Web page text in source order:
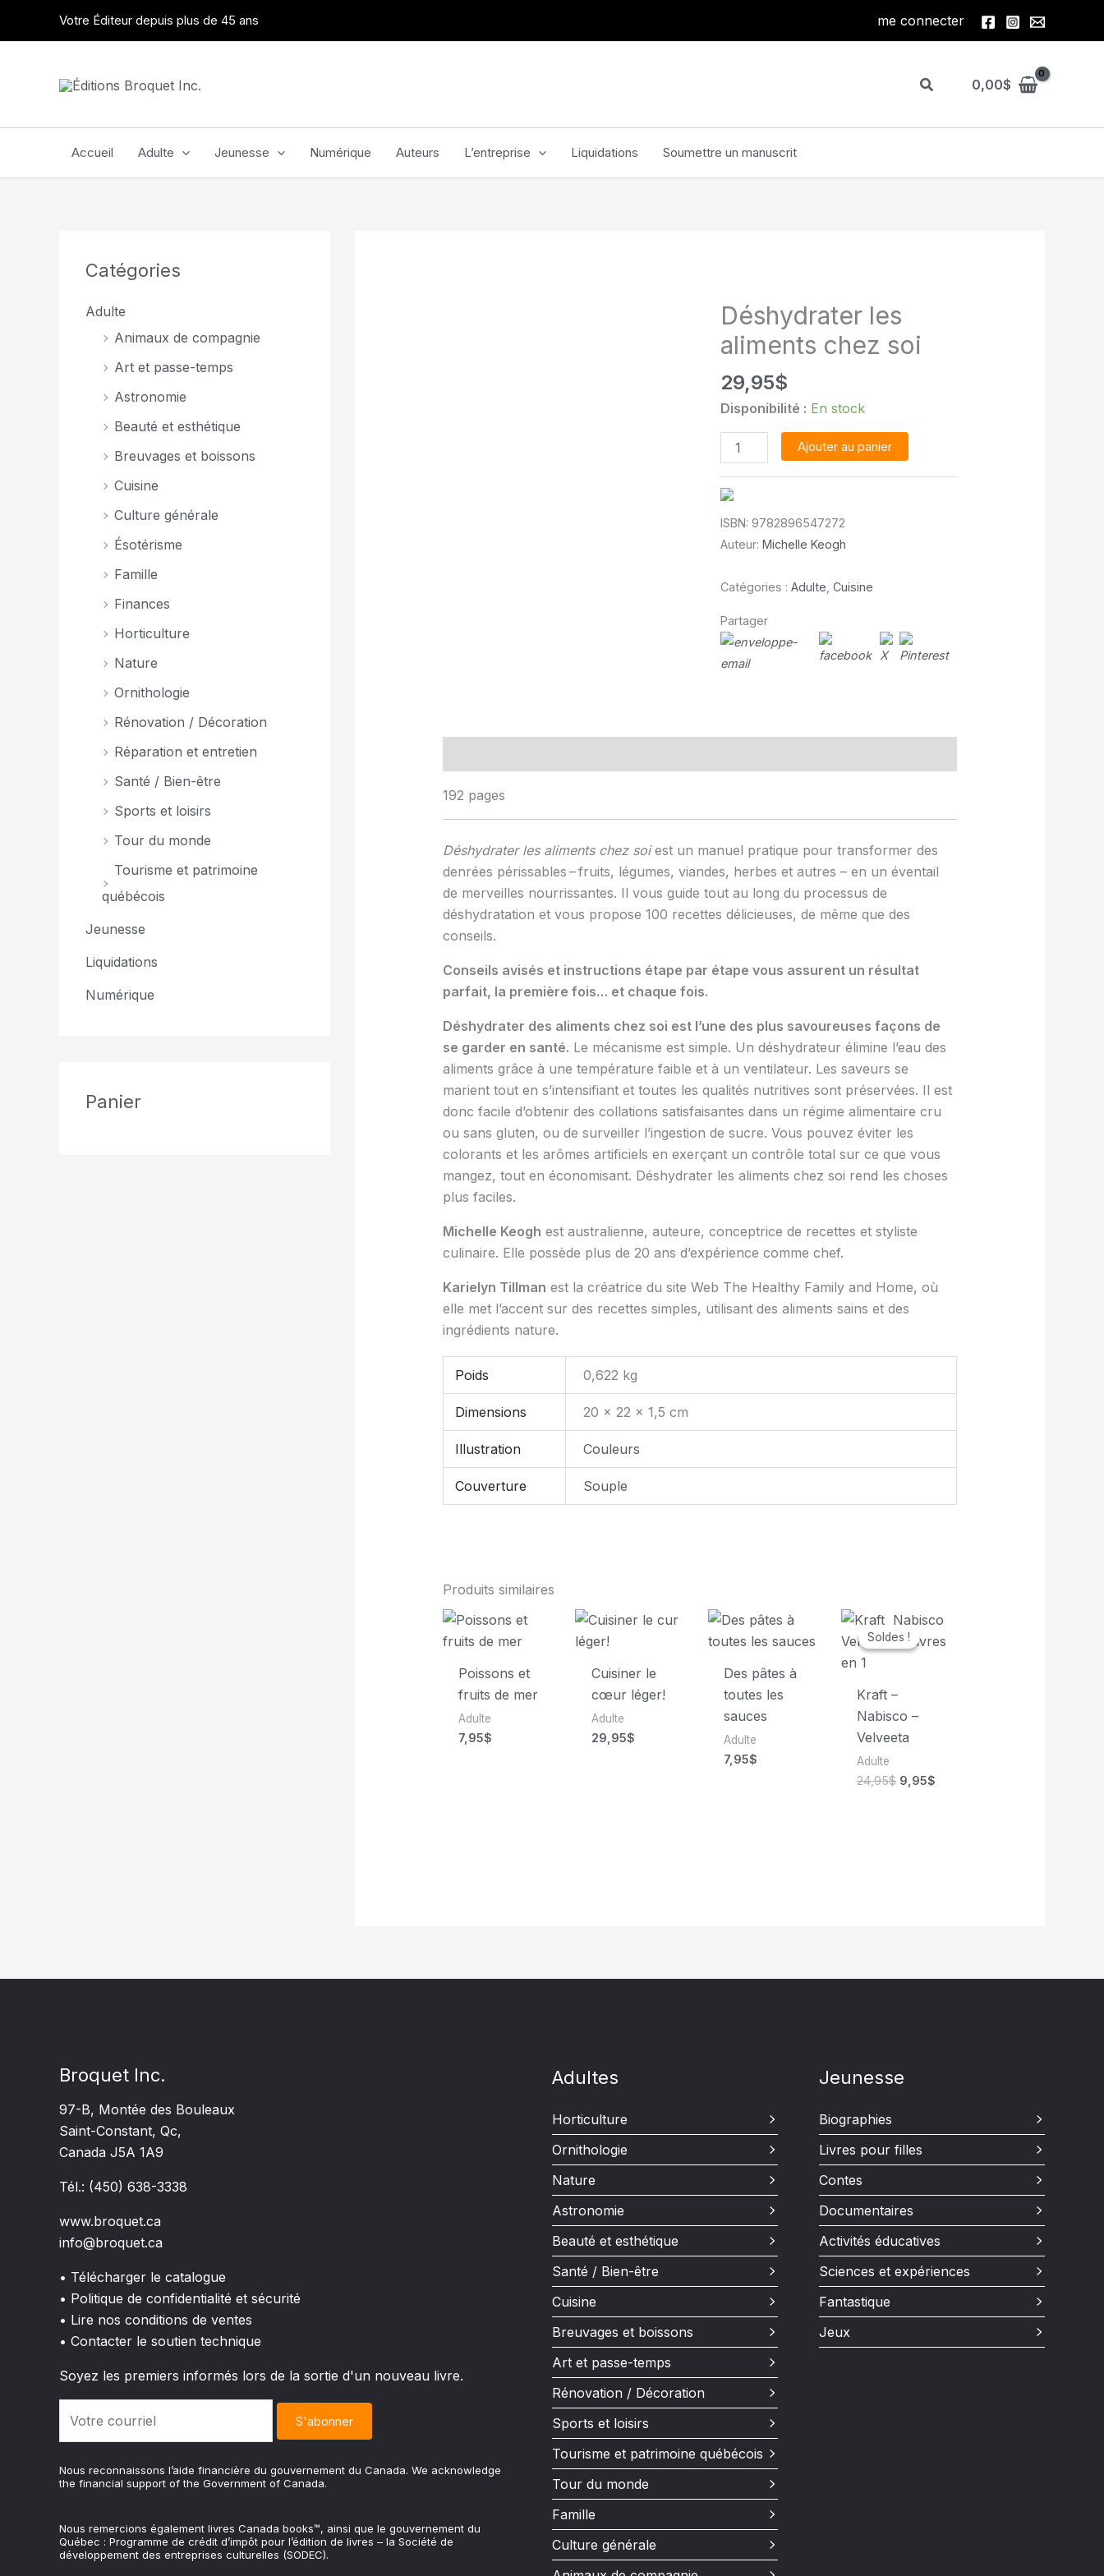
Votre Éditeur depuis plus de 45 ans me connecter
Rechercher
0,00$
Accueil Adulte Jeunesse Numérique Auteurs L’entreprise Liquidations Soumettre un manuscrit
Catégories
Adulte
Animaux de compagnie
Art et passe-temps
Astronomie
Beauté et esthétique
Breuvages et boissons
Cuisine
Culture générale
Ésotérisme
Famille
Finances
Horticulture
Nature
Ornithologie
Rénovation / Décoration
Réparation et entretien
Santé / Bien-être
Sports et loisirs
Tour du monde
Tourisme et patrimoine
québécois
Jeunesse
Liquidations
Numérique
Panier
Déshydrater les
aliments chez soi
29,95$
Disponibilité : En stock
quantité
de
Déshydrater
les
aliments
chez
Ajouter au panier
ISBN:9782896547272
Auteur:Michelle Keogh
Catégories :Adulte ,Cuisine
Partager
192 pages
Déshydrater les aliments chez soiest un manuel pratique pour transformer des
denrées périssables – fruits, légumes, viandes, herbes et autres – en un éventail
de merveilles nourrissantes. Il vous guide tout au long du processus de
déshydratation et vous propose 100 recettes délicieuses, de même que des
conseils.
Conseils avisés et instructions étape par étape vous assurent un résultat
parfait, la première fois… et chaque fois.
Déshydrater des aliments chez soi est l’une des plus savoureuses façons de
se garder en santé. Le mécanisme est simple. Un déshydrateur élimine l’eau des
aliments grâce à une température faible et à un ventilateur. Les saveurs se
marient tout en s’intensifiant et toutes les qualités nutritives sont préservées. Il est
donc facile d’obtenir des collations satisfaisantes dans un régime alimentaire cru
ou sans gluten, ou de surveiller l’ingestion de sucre. Vous pouvez éviter les
colorants et les arômes artificiels en exerçant un contrôle total sur ce que vous
mangez, tout en économisant. Déshydrater les aliments chez soi rend les choses
plus faciles.
Michelle Keogh est australienne, auteure, conceptrice de recettes et styliste
culinaire. Elle possède plus de 20 ans d’expérience comme chef.
Karielyn Tillman est la créatrice du site Web The Healthy Family and Home, où
elle met l’accent sur des recettes simples, utilisant des aliments sains et des
ingrédients nature.
Poids 0,622 kg
Dimensions 20 × 22 × 1,5 cm
Illustration Couleurs
Couverture Souple
Produits similaires
Poissons et
fruits de mer
Adulte
7,95$
Cuisiner le
cœur léger!
Adulte
29,95$
Des pâtes à
toutes les
sauces
Adulte
7,95$
Soldes !
Soldes !
Kraft –
Nabisco –
Velveeta
Adulte
24,95$ Le
9,95$Le
Broquet Inc.
97-B, Montée des Bouleaux
Saint-Constant, Qc,
Canada J5A 1A9
Tél.: (450) 638-3338
www.broquet.ca
info@broquet.ca
• Télécharger le catalogue
• Politique de confidentialité et sécurité
• Lire nos conditions de ventes
• Contacter le soutien technique
Soyez les premiers informés lors de la sortie d'un nouveau livre.
Nous reconnaissons l’aide financière du gouvernement du Canada. We acknowledge
the financial support of the Government of Canada.
Nous remercions également livres Canada books™, ainsi que le gouvernement du
Québec : Programme de crédit d’impôt pour l’édition de livres – la Société de
développement des entreprises culturelles (SODEC).
Adultes
Horticulture
Ornithologie
Nature
Astronomie
Beauté et esthétique
Santé / Bien-être
Cuisine
Breuvages et boissons
Art et passe-temps
Rénovation / Décoration
Sports et loisirs
Tourisme et patrimoine québécois
Tour du monde
Famille
Culture générale
Jeunesse
Biographies
Livres pour filles
Contes
Documentaires
Activités éducatives
Sciences et expériences
Fantastique
Jeux